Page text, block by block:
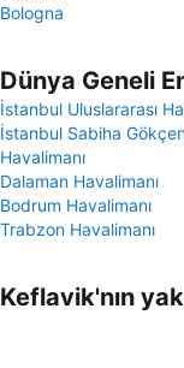
Bologna
Dünya Geneli
İstanbul Uluslararası
İstanbul Sabiha
Havalimanı
Dalaman Havalimanı
Bodrum Havalimanı
Trabzon Havalimanı
Keflavik'nın